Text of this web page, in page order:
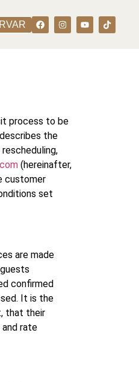
process to be
the
(hereinafter,
customer
set
are made
confirmed
It is the
that their
rate